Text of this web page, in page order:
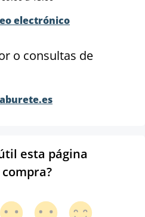
electrónico
o consultas de
esta página